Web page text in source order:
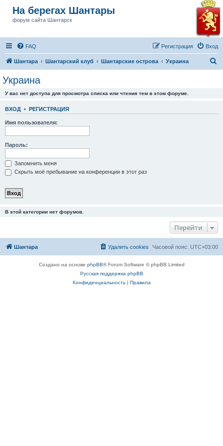
На берегах Шантары
форум сайта Шантарск
FAQ Вход
Регистрация
Шантара Шантарский клуб Шантарские острова Украина
Украина
У вас нет доступа для просмотра списка или чтения тем в этом форуме.
ВХОД • РЕГИСТРАЦИЯ
Имя пользователя:
Пароль:
Запомнить меня
Скрыть моё пребывание на конференции в этот раз
В этой категории нет форумов.
Перейти
Шантара Часовой пояс: UTC+03:00
Удалить cookies
Создано на основе phpBB® Forum Software © phpBB Limited
Русская поддержка phpBB
Конфиденциальность| Правила